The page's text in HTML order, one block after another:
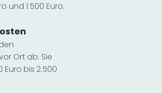
und 1.500 Euro.
Ort ab. Sie
Euro bis 2.500